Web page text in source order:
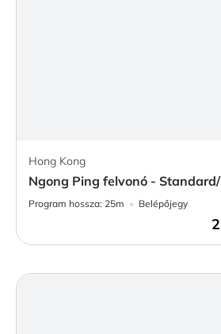
Hong Kong
Ngong Ping felvonó -
Program hossza: 25m Belépőjegy